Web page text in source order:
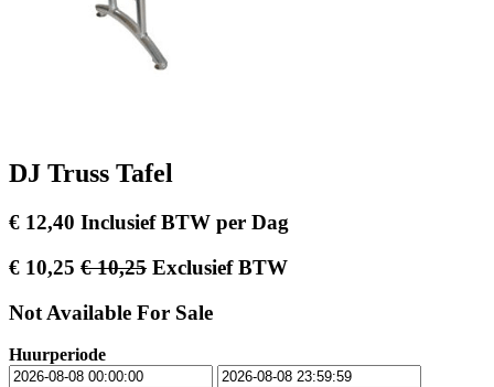
DJ Truss Tafel
€ 12,40 Inclusief BTW per Dag
€ 10,25 €10,25 Exclusief BTW
Not Available For Sale
Huurperiode